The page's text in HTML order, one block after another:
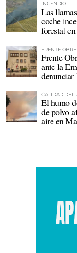
INCENDIO
Las
coche
forestal
FRENTE
Frente
ante la
denunciar
CALIDAD DEL
El humo
de polvo
aire en